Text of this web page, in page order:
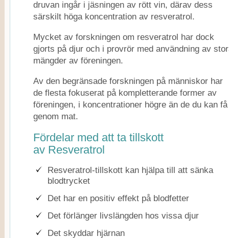
druvan ingår i jäsningen av rött vin, därav dess
särskilt höga koncentration av resveratrol.
Mycket av forskningen om resveratrol har dock
gjorts på djur och i provrör med användning av
mängder av föreningen.
Av den begränsade forskningen på människor har
de flesta fokuserat på kompletterande former av
föreningen, i koncentrationer högre än de du kan få
genom mat.
Fördelar med att ta tillskott
av Resveratrol
Resveratrol-tillskott kan hjälpa till att sänka
blodtrycket
Det har en positiv effekt på blodfetter
Det förlänger livslängden hos vissa djur
Det skyddar hjärnan